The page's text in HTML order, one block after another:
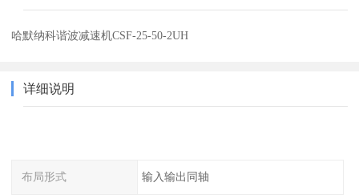
哈默纳科谐波减速机CSF-25-50-2UH
详细说明
布局形式 输入输出同轴